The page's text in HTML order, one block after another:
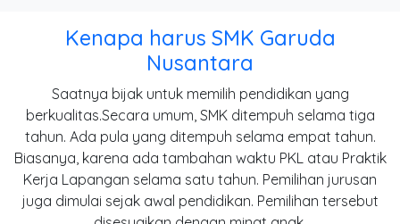
Kenapa harus SMK Garuda
Nusantara
Saatnya bijak untuk memilih pendidikan yang
berkualitas.Secara umum, SMK ditempuh selama tiga
tahun. Ada pula yang ditempuh selama empat tahun.
Biasanya, karena ada tambahan waktu PKL atau Praktik
Kerja Lapangan selama satu tahun. Pemilihan jurusan
juga dimulai sejak awal pendidikan. Pemilihan tersebut